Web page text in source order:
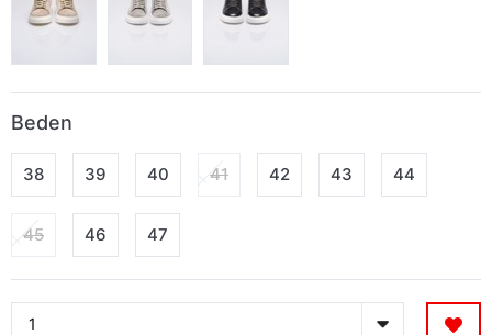
Beden
38 39 40 41 42 43 44
45 46 47